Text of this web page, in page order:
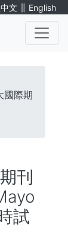
文 ∥ English
國際期
刊
試